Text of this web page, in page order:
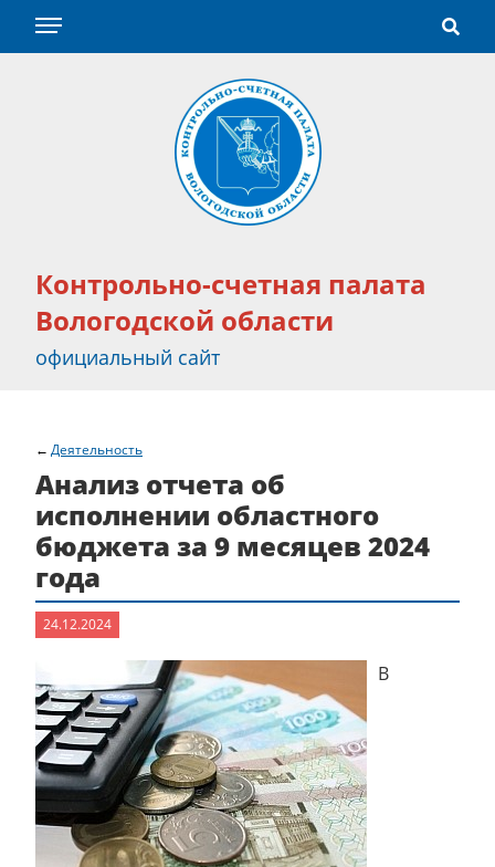
Контрольно-счетная палата
Вологодской области
официальный сайт
Деятельность
Анализ отчета об
исполнении областного
бюджета за 9 месяцев 2024
года
24.12.2024
В